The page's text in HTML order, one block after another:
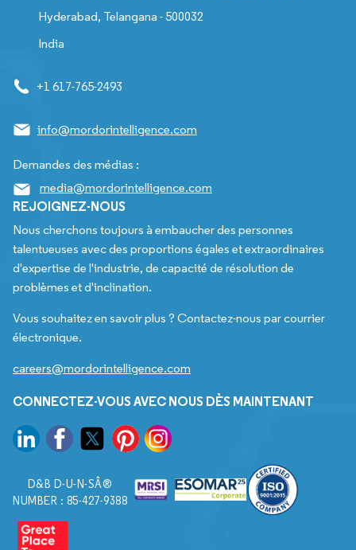
Hyderabad, Telangana - 500032
India
+1 617-765-2493
info@mordorintelligence.com
Demandes des médias :
media@mordorintelligence.com
REJOIGNEZ-NOUS
Nous cherchons toujours à embaucher des personnes
talentueuses avec des proportions égales et extraordinaires
d'expertise de l'industrie, de capacité de résolution de
problèmes et d'inclination.
Vous souhaitez en savoir plus ? Contactez-nous par courrier
électronique.
careers@mordorintelligence.com
CONNECTEZ-VOUS AVEC NOUS DÈS MAINTENANT
D&B D-U-N-SÂ®
NUMBER : 85-427-9388